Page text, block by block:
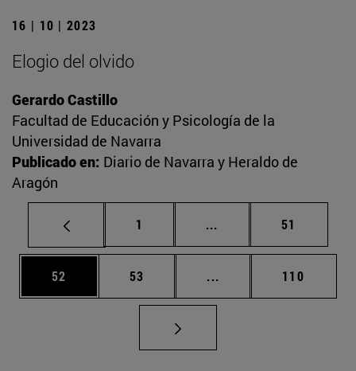
16 | 10 | 2023
Elogio del olvido
Gerardo Castillo
Facultad de Educación y Psicología de la
Universidad de Navarra
Publicado en: Diario de Navarra y Heraldo de
Aragón
Página
1 ... Páginas intermedias
Página
51
Página
52 Página
53 ... Páginas intermedias
Página
110